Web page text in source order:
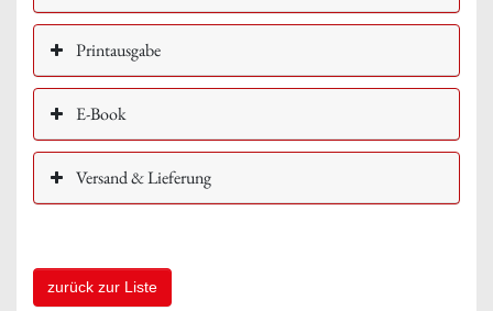
Printausgabe
E-Book
Versand & Lieferung
zurück zur Liste